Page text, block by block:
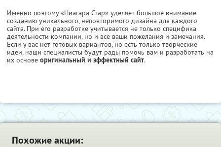
Именно поэтому «Ниагара Стар» уделяет большое внимание
созданию уникального, неповторимого дизайна для каждого
сайта. При его разработке учитывается не только специфика
деятельности компании, но и все ваши пожелания и замечания.
Если у вас нет готовых вариантов, но есть только творческие
идеи, наши специалисты будут рады помочь вам и разработать на
их основе оригинальный и эффектный сайт.
Похожие акции: